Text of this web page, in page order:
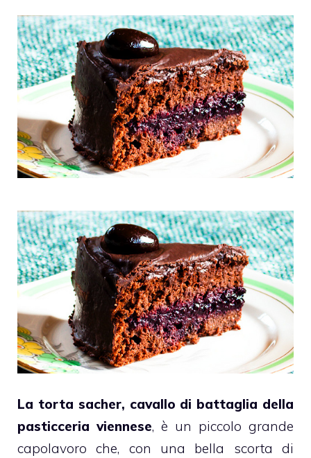
La torta sacher, cavallo di battaglia della
pasticceria viennese, è un piccolo grande
capolavoro che, con una bella scorta di